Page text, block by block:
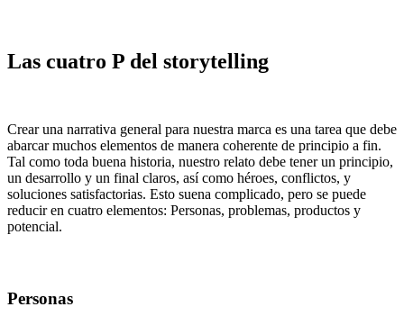
Las cuatro P del storytelling
Crear una narrativa general para nuestra marca es una tarea que debe
abarcar muchos elementos de manera coherente de principio a fin.
Tal como toda buena historia, nuestro relato debe tener un principio,
un desarrollo y un final claros, así como héroes, conflictos, y
soluciones satisfactorias. Esto suena complicado, pero se puede
reducir en cuatro elementos: Personas, problemas, productos y
potencial.
Personas